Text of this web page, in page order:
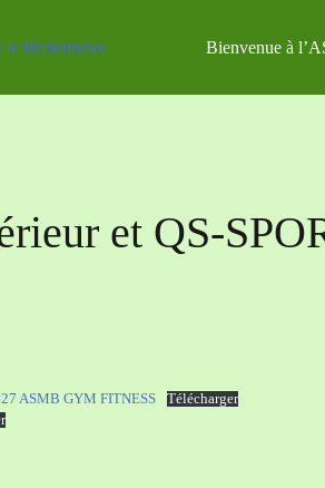
Bienvenue à
et QS-
ASMB GYM FITNESS
Télécharger